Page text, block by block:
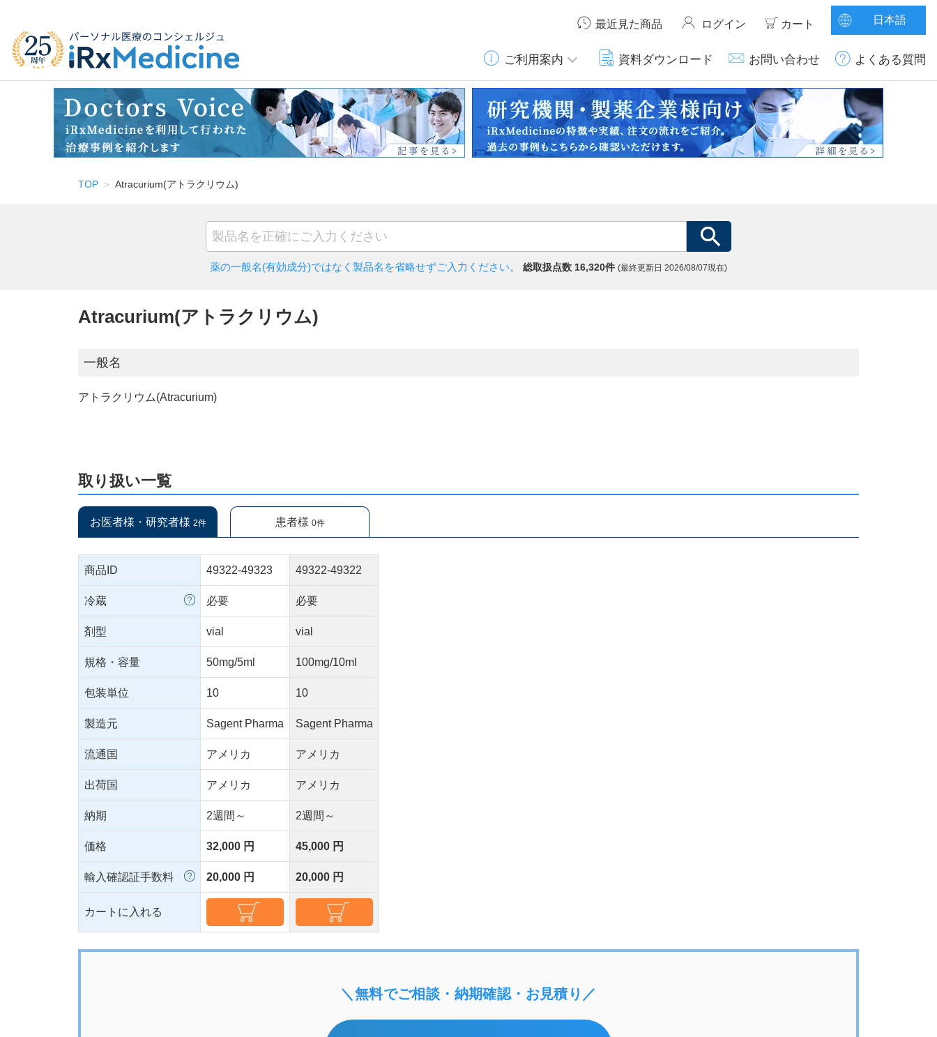
最近見た商品 ログイン カート 日本語
ご利用案内 資料ダウンロード お問い合わせ よくある質問
TOP Atracurium(アトラクリウム)
薬の一般名(有効成分)ではなく 製品名を省略せずご入力ください。 総取扱点数 16,320件 (最終更新日 2026/08/07現在)
Atracurium(アトラクリウム)
一般名
アトラクリウム(Atracurium)
取り扱い一覧
お医者様・研究者様 2件 患者様 0件
商品ID 49322-49323 49322-49322
冷蔵 必要 必要
剤型 vial vial
規格・容量 50mg/5ml 100mg/10ml
包装単位 10 10
製造元 Sagent Pharma Sagent Pharma
流通国 アメリカ アメリカ
出荷国 アメリカ アメリカ
納期 2週間～ 2週間～
価格 32,000 円 45,000 円
輸入確認証手数料 20,000 円 20,000 円
カートに入れる
＼無料でご相談・納期確認・お見積り／